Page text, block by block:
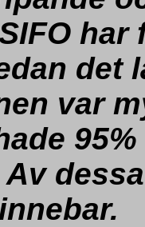
det
var